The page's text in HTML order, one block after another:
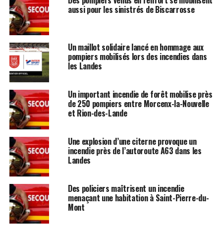
aussi pour les sinistrés de Biscarrosse
Un maillot solidaire lancé en hommage aux
pompiers mobilisés lors des incendies dans
les Landes
Un important incendie de forêt mobilise près
de 250 pompiers entre Morcenx-la-Nouvelle
et Rion-des-Lande
Une explosion d’une citerne provoque un
incendie près de l’autoroute A63 dans les
Landes
Des policiers maîtrisent un incendie
menaçant une habitation à Saint-Pierre-du-
Mont